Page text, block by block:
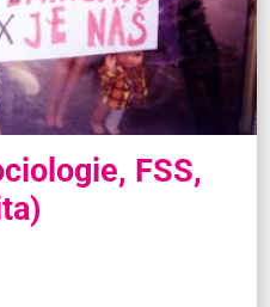
FSS,